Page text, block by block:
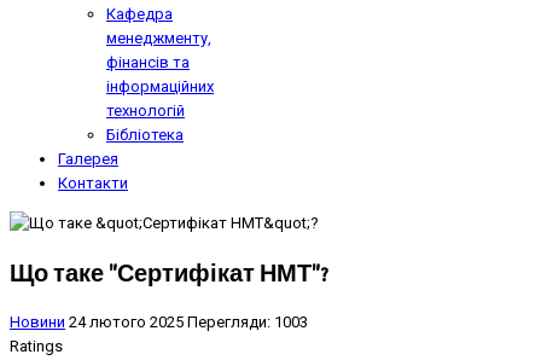
Кафедра
менеджменту,
фінансів та
інформаційних
технологій
Бібліотека
Галерея
Контакти
Що таке "Сертифікат НМТ"?
Новини 24 лютого 2025 Перегляди: 1003
Ratings